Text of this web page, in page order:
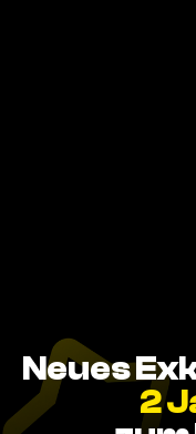
Neues
2